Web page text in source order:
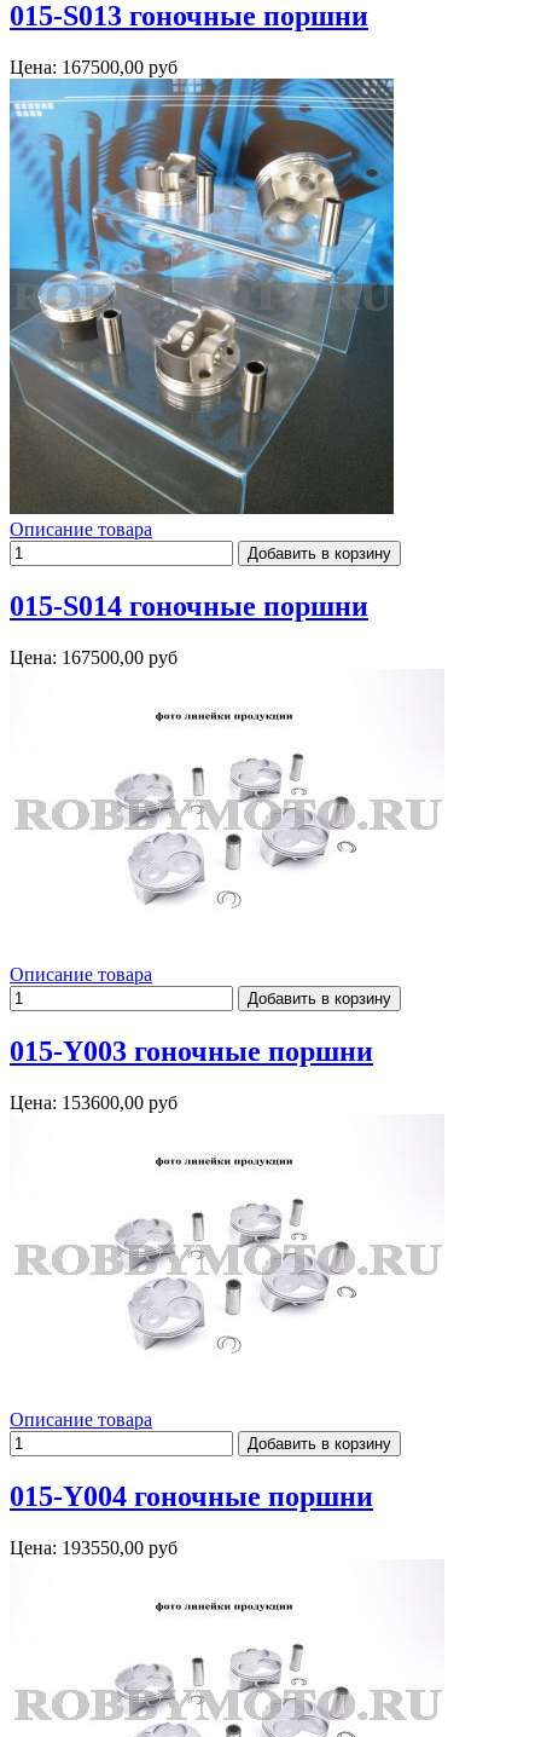
015-S013 гоночные поршни
Цена: 167500,00 руб
Описание товара
015-S014 гоночные поршни
Цена: 167500,00 руб
Описание товара
015-Y003 гоночные поршни
Цена: 153600,00 руб
Описание товара
015-Y004 гоночные поршни
Цена: 193550,00 руб